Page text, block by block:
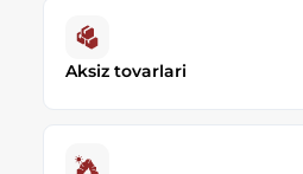
Aksiz tovarlari